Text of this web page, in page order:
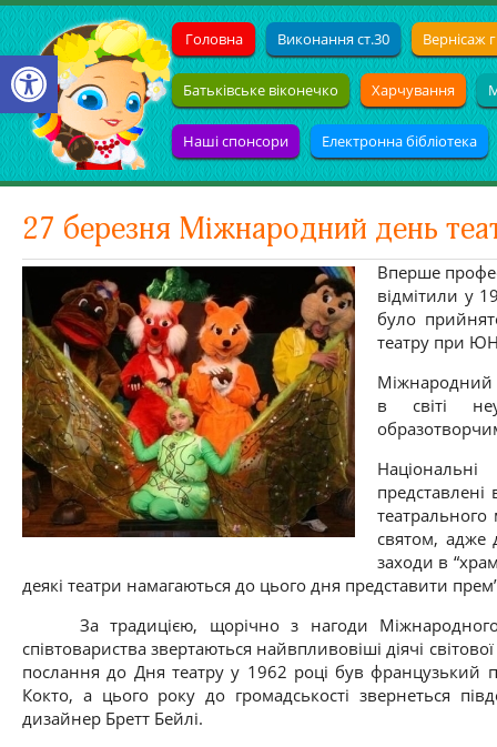
Open toolbar
Головна Виконання ст.30 Вернісаж
Батьківське віконечко Харчування
Наші спонсори Електронна бібліотека
27 березня Міжнародний день
Вперше
відмітили у
було
театру при
Міжнародний
в світі
святом, адже
заходи в
деякі театри намагаються до цього дня представити
За традицією, щорічно з нагоди Міжнародного
співтовариства звертаються найвпливовіші діячі
послання до Дня театру у 1962 році був французький
Кокто, а цього року до громадськості звернеться
дизайнер Бретт Бейлі.